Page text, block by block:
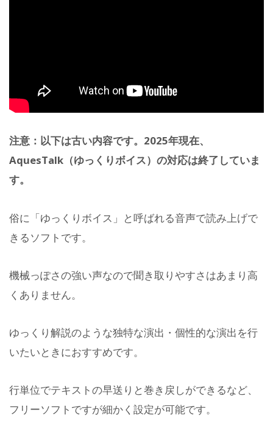
注意：以下は古い内容です。2025年現在、
AquesTalk（ゆっくりボイス）の対応は終了していま
す。
俗に「ゆっくりボイス」と呼ばれる音声で読み上げで
きるソフトです。
機械っぽさの強い声なので聞き取りやすさはあまり高
くありません。
ゆっくり解説のような独特な演出・個性的な演出を行
いたいときにおすすめです。
行単位でテキストの早送りと巻き戻しができるなど、
フリーソフトですが細かく設定が可能です。